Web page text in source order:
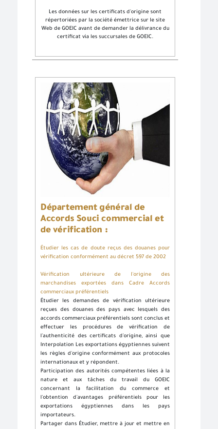
Les données sur les certificats d'origine sont
répertoriées par la société émettrice sur le site
Web de GOEIC avant de demander la délivrance du
certificat via les succursales de GOEIC.
Département général de
Accords Souci commercial et
de vérification :
Étudier les cas de doute reçus des douanes pour
vérification conformément au décret 597 de 2002
Vérification ultérieure de l'origine des
marchandises exportées dans Cadre Accords
commerciaux préférentiels
Étudier les demandes de vérification ultérieure
reçues des douanes des pays avec lesquels des
accords commerciaux préférentiels sont conclus et
effectuer les procédures de vérification de
l'authenticité des certificats d'origine, ainsi que
Interpolation Les exportations égyptiennes suivent
les règles d'origine conformément aux protocoles
internationaux et y répondent.
Participation des autorités compétentes liées à la
nature et aux tâches du travail du GOEIC
concernant la facilitation du commerce et
l'obtention d'avantages préférentiels pour les
exportations égyptiennes dans les pays
importateurs.
Partager dans Étudier, mettre à jour et mettre en